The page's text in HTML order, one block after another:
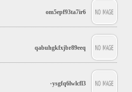
om5epf93ta7ir6
qabuhgkfxjbr89eeq
۰ysgfq6lwlcfl3